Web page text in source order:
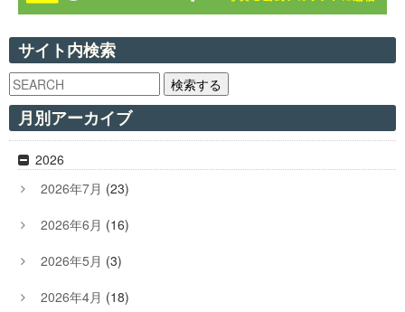
サイト内検索
検索する
月別アーカイブ
2026
2026年7月 (23)
2026年6月 (16)
2026年5月 (3)
2026年4月 (18)